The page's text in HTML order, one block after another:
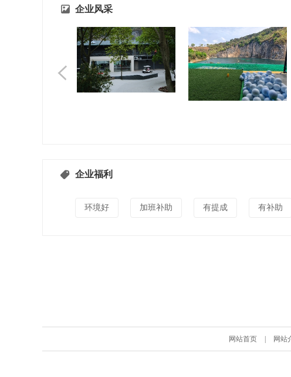
企业风采
企业福利
环境好 加班补助 有提成 有补助
网站首页 网站